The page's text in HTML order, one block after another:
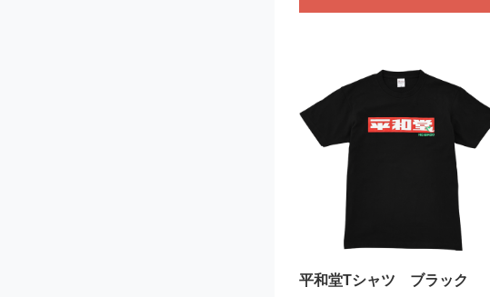
平和堂Tシャツ ブラック